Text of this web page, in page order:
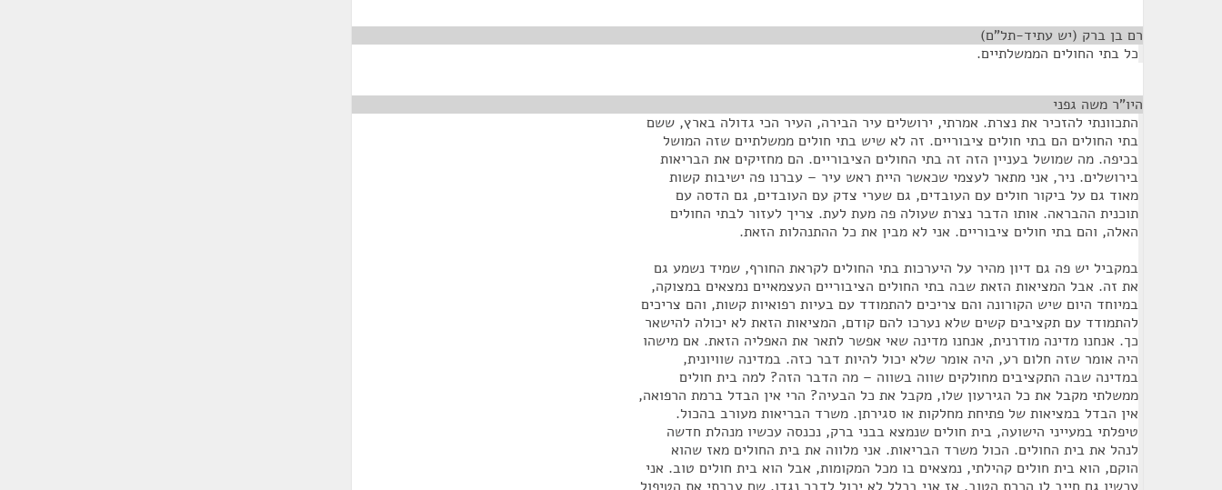
רם בן ברק (יש עתיד-תל"ם)
כל בתי החולים הממשלתיים.
היו"ר משה גפני
התכוונתי להזכיר את נצרת. אמרתי, ירושלים עיר הבירה, העיר הכי גדולה בארץ, ששם
בתי החולים הם בתי חולים ציבוריים. זה לא שיש בתי חולים ממשלתיים שזה המושל
בכיפה. מה שמושל בעניין הזה זה בתי החולים הציבוריים. הם מחזיקים את הבריאות
בירושלים. ניר, אני מתאר לעצמי שכאשר היית ראש עיר – עברנו פה ישיבות קשות
מאוד גם על ביקור חולים עם העובדים, גם שערי צדק עם העובדים, גם הדסה עם
תוכנית ההבראה. אותו הדבר נצרת שעולה פה מעת לעת. צריך לעזור לבתי החולים
האלה, והם בתי חולים ציבוריים. אני לא מבין את כל ההתנהלות הזאת.
במקביל יש פה גם דיון מהיר על היערכות בתי החולים לקראת החורף, שמיד נשמע גם
את זה. אבל המציאות הזאת שבה בתי החולים הציבוריים העצמאיים נמצאים במצוקה,
במיוחד היום שיש הקורונה והם צריכים להתמודד עם בעיות רפואיות קשות, והם צריכים
להתמודד עם תקציבים קשים שלא נערכו להם קודם, המציאות הזאת לא יכולה להישאר
כך. אנחנו מדינה מודרנית, אנחנו מדינה שאי אפשר לתאר את האפליה הזאת. אם מישהו
היה אומר שזה חלום רע, היה אומר שלא יכול להיות דבר כזה. במדינה שוויונית,
במדינה שבה התקציבים מחולקים שווה בשווה – מה הדבר הזה? למה בית חולים
ממשלתי מקבל את כל הגירעון שלו, מקבל את כל הבעיה? הרי אין הבדל ברמת הרפואה,
אין הבדל במציאות של פתיחת מחלקות או סגירתן. משרד הבריאות מעורב בהכול.
טיפלתי במעייני הישועה, בית חולים שנמצא בבני ברק, נכנסה עכשיו מנהלת חדשה
לנהל את בית החולים. הכול משרד הבריאות. אני מלווה את בית החולים מאז שהוא
הוקם, הוא בית חולים קהילתי, נמצאים בו מכל המקומות, אבל הוא בית חולים טוב. אני